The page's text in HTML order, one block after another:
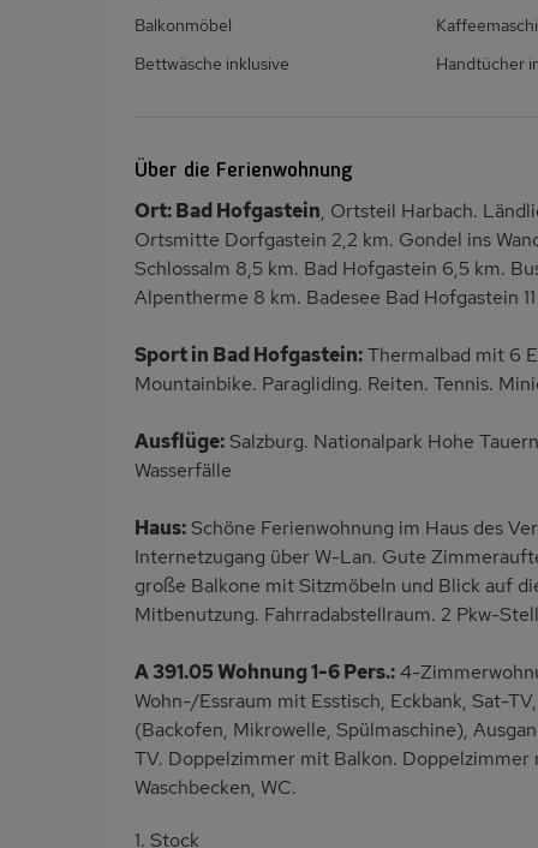
Balkonmöbel
Bettwäsche inklusive
Handtücher
Über die Ferienwohnung
Ort: Bad Hofgastein, Ortsteil Harbach.
Ortsmitte Dorfgastein 2,2 km. Gondel ins
Schlossalm 8,5 km. Bad Hofgastein 6,5 km.
Alpentherme 8 km. Badesee Bad Hofgastein
Sport in Bad Hofgastein:Thermalbad mit 6
Mountainbike. Paragliding. Reiten. Tennis.
Ausflüge: Salzburg. Nationalpark Hohe
Wasserfälle
Haus: Schöne Ferienwohnung im Haus des
Internetzugang über W-Lan. Gute
große Balkone mit Sitzmöbeln und Blick auf
Mitbenutzung. Fahrradabstellraum. 2 Pkw-
A 391.05 Wohnung 1-6 Pers.:4-
Wohn-/Essraum mit Esstisch, Eckbank, Sat-
(Backofen, Mikrowelle, Spülmaschine),
TV. Doppelzimmer mit Balkon.
Waschbecken, WC.
1. Stock